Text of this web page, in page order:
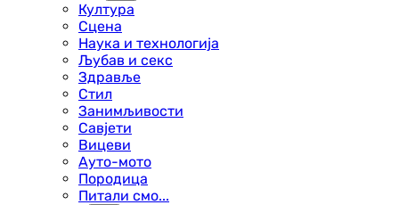
Култура
Сцена
Наука и технологија
Љубав и секс
Здравље
Стил
Занимљивости
Савјети
Вицеви
Ауто-мото
Породица
Питали смо...